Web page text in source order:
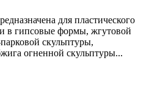
для пластического
в гипсовые формы, жгутовой
скульптуры,
огненной скульптуры...